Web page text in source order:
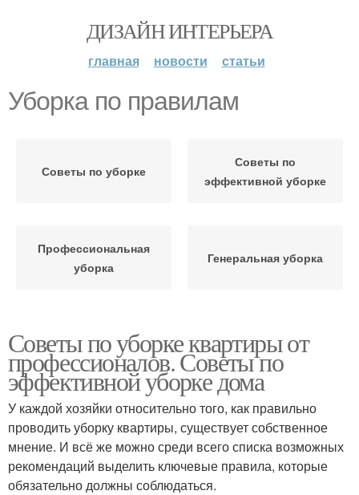
ДИЗАЙН ИНТЕРЬЕРА
главная новости статьи
Уборка по правилам
Советы по уборке
Советы по
эффективной уборке
Профессиональная
уборка
Генеральная уборка
Советы по уборке квартиры от
профессионалов. Советы по
эффективной уборке дома
У каждой хозяйки относительно того, как правильно
проводить уборку квартиры, существует собственное
мнение. И всё же можно среди всего списка возможных
рекомендаций выделить ключевые правила, которые
обязательно должны соблюдаться.